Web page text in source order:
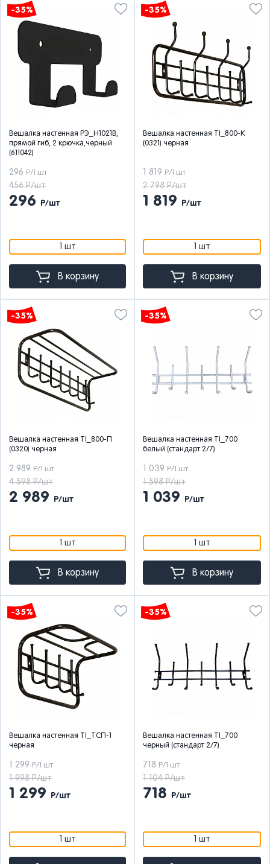
-35%
Вешалка настенная РЭ_H1021В,
прямой гиб, 2 крючка,черный
(611042)
296 Р/1 шт
456 Р/шт
296 Р/шт
1 шт
В корзину
-35%
Вешалка настенная TI_800-К
(0321) черная
1 819 Р/1 шт
2 798 Р/шт
1 819 Р/шт
1 шт
В корзину
-35%
Вешалка настенная TI_800-П
(0320) черная
2 989 Р/1 шт
4 598 Р/шт
2 989 Р/шт
1 шт
В корзину
-35%
Вешалка настенная TI_700
белый (стандарт 2/7)
1 039 Р/1 шт
1 598 Р/шт
1 039 Р/шт
1 шт
В корзину
-35%
Вешалка настенная TI_ТСП-1
черная
1 299 Р/1 шт
1 998 Р/шт
1 299 Р/шт
1 шт
-35%
Вешалка настенная TI_700
черный (стандарт 2/7)
718 Р/1 шт
1 104 Р/шт
718 Р/шт
1 шт